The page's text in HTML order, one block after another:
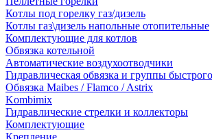
Котлы под горелку газ/дизель
Котлы газ\дизель напольные отопительные
Комплектующие для котлов
Обвязка котельной
Автоматические воздухоотводчики
Гидравлическая обвязка и группы
Обвязка Maibes / Flamco / Astrix
Kombimix
Гидравлические стрелки и коллекторы
Комплектующие
Крепление